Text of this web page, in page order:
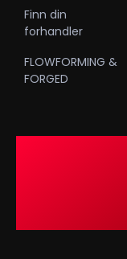
Finn din
forhandler
FLOWFORMING &
FORGED